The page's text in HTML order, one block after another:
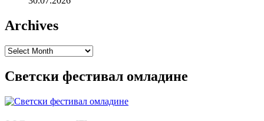
Archives
Archives
Светски фестивал омладине